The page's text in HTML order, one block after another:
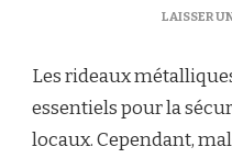
LAISSER
Les rideaux
essentiels pour la
locaux. Cependant,